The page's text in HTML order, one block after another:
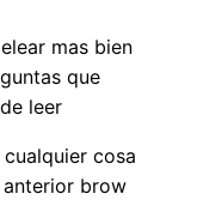
mas bien
que
leer
cosa
brow